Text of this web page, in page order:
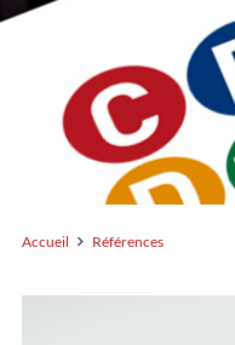
Accueil Références